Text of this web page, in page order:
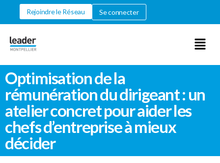
Rejoindre le Réseau Se connecter
Optimisation de la
rémunération du dirigeant : un
atelier concret pour aider les
chefs d’entreprise à mieux
décider